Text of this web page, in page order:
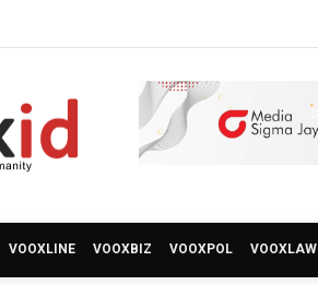
VOOXLINE VOOXBIZ VOOXPOL VOOXLAW